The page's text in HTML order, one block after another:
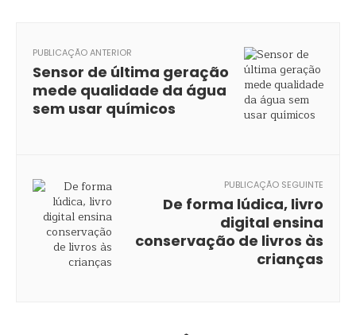
PUBLICAÇÃO ANTERIOR
Sensor de última geração
mede qualidade da água
sem usar químicos
PUBLICAÇÃO SEGUINTE
De forma lúdica, livro
digital ensina
conservação de livros às
crianças